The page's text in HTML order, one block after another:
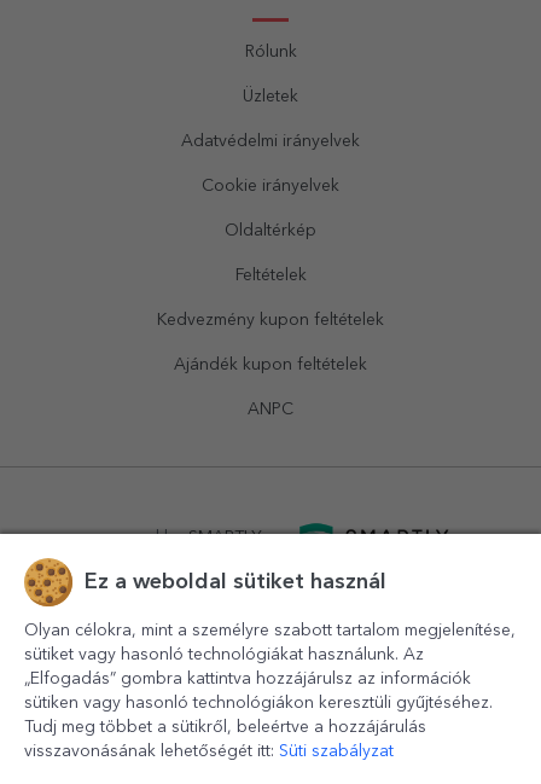
Rólunk
Üzletek
Adatvédelmi irányelvek
Cookie irányelvek
Oldaltérkép
Feltételek
Kedvezmény kupon feltételek
Ajándék kupon feltételek
ANPC
powered bySMARTLY.ro
Ez a weboldal sütiket használ
Olyan célokra, mint a személyre szabott tartalom megjelenítése,
sütiket vagy hasonló technológiákat használunk. Az
„Elfogadás” gombra kattintva hozzájárulsz az információk
sütiken vagy hasonló technológiákon keresztüli gyűjtéséhez.
Tudj meg többet a sütikről, beleértve a hozzájárulás
visszavonásának lehetőségét itt: Süti szabályzat